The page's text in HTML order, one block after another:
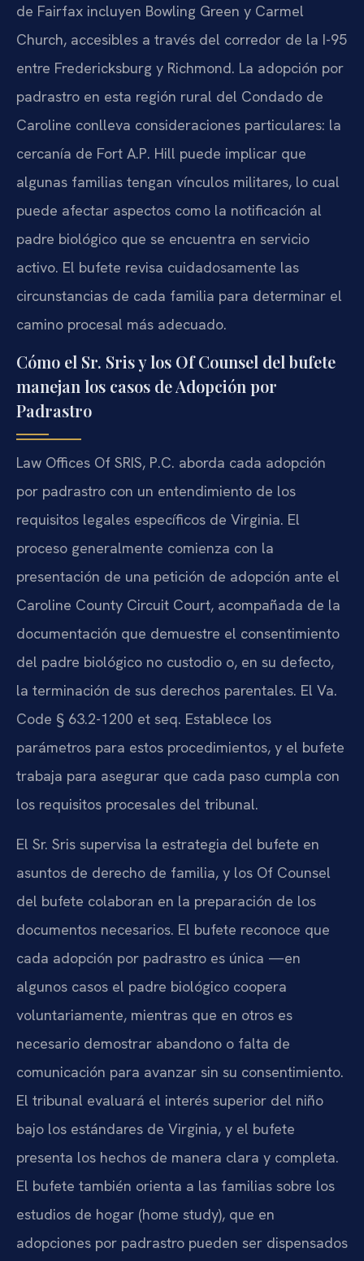
de Fairfax incluyen Bowling Green y Carmel
Church, accesibles a través del corredor de la I-95
entre Fredericksburg y Richmond. La adopción por
padrastro en esta región rural del Condado de
Caroline conlleva consideraciones particulares: la
cercanía de Fort A.P. Hill puede implicar que
algunas familias tengan vínculos militares, lo cual
puede afectar aspectos como la notificación al
padre biológico que se encuentra en servicio
activo. El bufete revisa cuidadosamente las
circunstancias de cada familia para determinar el
camino procesal más adecuado.
Cómo el Sr. Sris y los Of Counsel del bufete
manejan los casos de Adopción por
Padrastro
Law Offices Of SRIS, P.C. aborda cada adopción
por padrastro con un entendimiento de los
requisitos legales específicos de Virginia. El
proceso generalmente comienza con la
presentación de una petición de adopción ante el
Caroline County Circuit Court, acompañada de la
documentación que demuestre el consentimiento
del padre biológico no custodio o, en su defecto,
la terminación de sus derechos parentales. El Va.
Code § 63.2-1200 et seq. Establece los
parámetros para estos procedimientos, y el bufete
trabaja para asegurar que cada paso cumpla con
los requisitos procesales del tribunal.
El Sr. Sris supervisa la estrategia del bufete en
asuntos de derecho de familia, y los Of Counsel
del bufete colaboran en la preparación de los
documentos necesarios. El bufete reconoce que
cada adopción por padrastro es única —en
algunos casos el padre biológico coopera
voluntariamente, mientras que en otros es
necesario demostrar abandono o falta de
comunicación para avanzar sin su consentimiento.
El tribunal evaluará el interés superior del niño
bajo los estándares de Virginia, y el bufete
presenta los hechos de manera clara y completa.
El bufete también orienta a las familias sobre los
estudios de hogar (home study), que en
adopciones por padrastro pueden ser dispensados